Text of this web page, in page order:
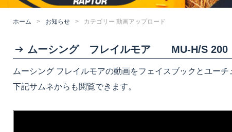
ホーム > お知らせ > カテゴリー 動画アップロード
ムーシング フレイルモア MU-H/S 200
ムーシング フレイルモアの動画をフェイスブックとユー
下記サムネからも閲覧できます。